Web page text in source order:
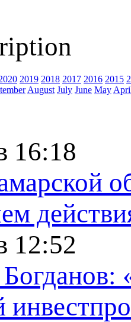
2019 2018 2017 2016 2015
August July June May
16:18
12:52